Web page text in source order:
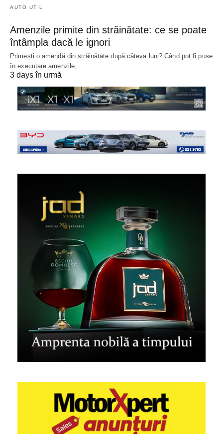
AUTO UTIL
Amenzile primite din străinătate: ce se poate
întâmpla dacă le ignori
Primești o amendă din străinătate după câteva luni? Când pot fi puse
în executare amenzile,…
3 days în urmă